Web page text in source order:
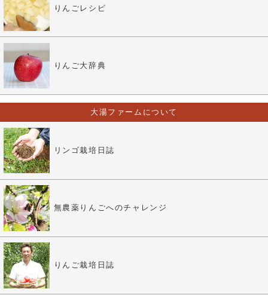
りんごレシピ
りんご大辞典
大湯ファームについて
リンゴ栽培日誌
無農薬りんごへのチャレンジ
りんご栽培日誌